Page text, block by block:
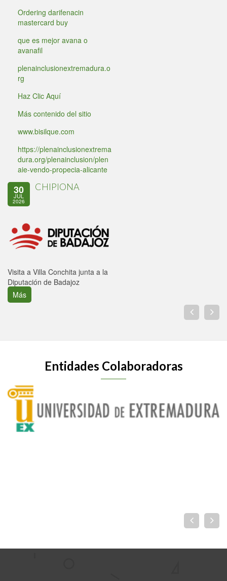
Ordering darifenacin
mastercard buy
que es mejor avana o
avanafil
plenainclusionextremadura.o
rg
Haz Clic Aquí
Más contenido del sitio
www.bisilque.com
https://plenainclusionextrema
dura.org/plenainclusion/plen
aie-vendo-propecia-alicante
30
JUL
2026
CHIPIONA
Visita a Villa Conchita junta a la
Diputación de Badajoz
Más
Entidades Colaboradoras